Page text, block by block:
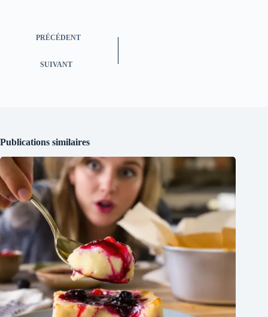
PRÉCÉDENT
SUIVANT
Publications similaires